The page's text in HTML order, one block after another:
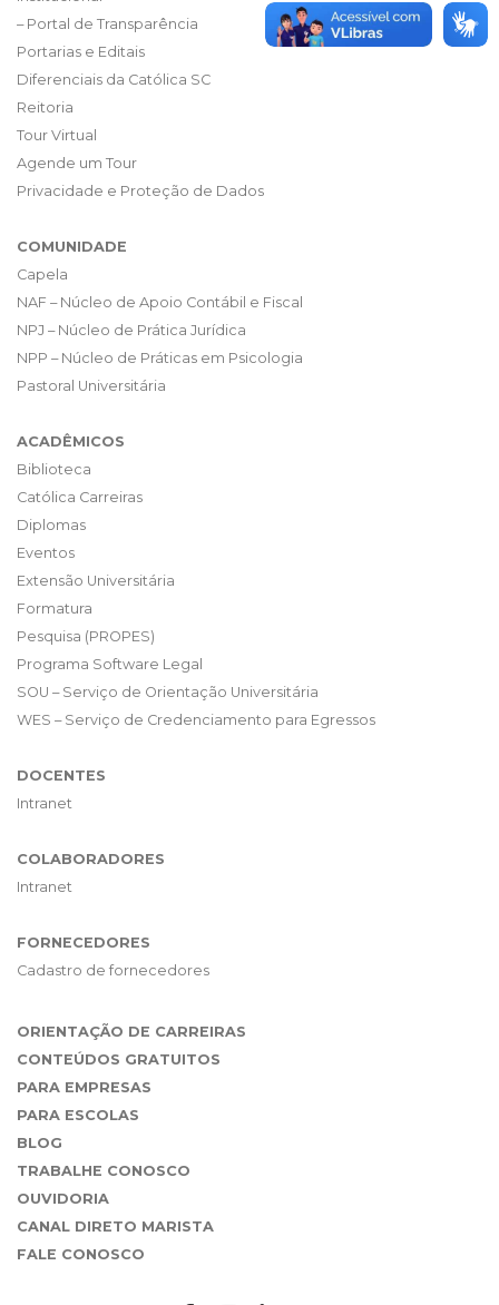
– Portal de Transparência
Portarias e Editais
Diferenciais da Católica SC
Reitoria
Tour Virtual
Agende um Tour
Privacidade e Proteção de Dados
COMUNIDADE
Capela
NAF – Núcleo de Apoio Contábil e Fiscal
NPJ – Núcleo de Prática Jurídica
NPP – Núcleo de Práticas em Psicologia
Pastoral Universitária
ACADÊMICOS
Biblioteca
Católica Carreiras
Diplomas
Eventos
Extensão Universitária
Formatura
Pesquisa (PROPES)
Programa Software Legal
SOU – Serviço de Orientação Universitária
WES – Serviço de Credenciamento para Egressos
DOCENTES
Intranet
COLABORADORES
Intranet
FORNECEDORES
Cadastro de fornecedores
ORIENTAÇÃO DE CARREIRAS
CONTEÚDOS GRATUITOS
PARA EMPRESAS
PARA ESCOLAS
BLOG
TRABALHE CONOSCO
OUVIDORIA
CANAL DIRETO MARISTA
FALE CONOSCO